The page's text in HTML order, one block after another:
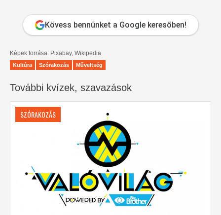
Kövess bennünket a Google keresőben!
Képek forrása: Pixabay, Wikipedia
Kultúra Szórakozás Műveltség
További kvízek, szavazások
SZÓRAKOZÁS